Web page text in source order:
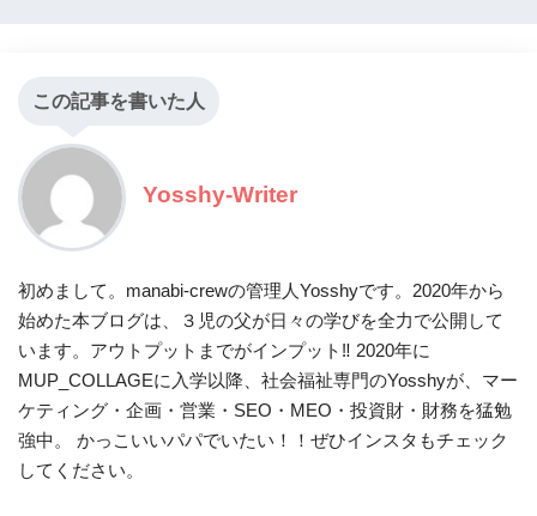
この記事を書いた人
Yosshy-Writer
初めまして。manabi-crewの管理人Yosshyです。2020年から
始めた本ブログは、３児の父が日々の学びを全力で公開して
います。アウトプットまでがインプット‼ 2020年に
MUP_COLLAGEに入学以降、社会福祉専門のYosshyが、マー
ケティング・企画・営業・SEO・MEO・投資財・財務を猛勉
強中。 かっこいいパパでいたい！！ぜひインスタもチェック
してください。